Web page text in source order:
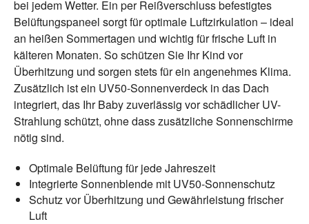
bei jedem Wetter. Ein per Reißverschluss befestigtes
Belüftungspaneel sorgt für optimale Luftzirkulation – ideal
an heißen Sommertagen und wichtig für frische Luft in
kälteren Monaten. So schützen Sie Ihr Kind vor
Überhitzung und sorgen stets für ein angenehmes Klima.
Zusätzlich ist ein UV50-Sonnenverdeck in das Dach
integriert, das Ihr Baby zuverlässig vor schädlicher UV-
Strahlung schützt, ohne dass zusätzliche Sonnenschirme
nötig sind.
Optimale Belüftung für jede Jahreszeit
Integrierte Sonnenblende mit UV50-Sonnenschutz
Schutz vor Überhitzung und Gewährleistung frischer
Luft